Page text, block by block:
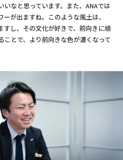
いなと思っています。また、ANAでは
が出ますね。このような風土は、
すし、その文化が好きで、前向きに頑
ことで、より前向きな色が濃くなって